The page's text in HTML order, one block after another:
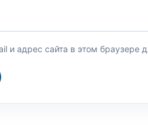
и адрес сайта в этом